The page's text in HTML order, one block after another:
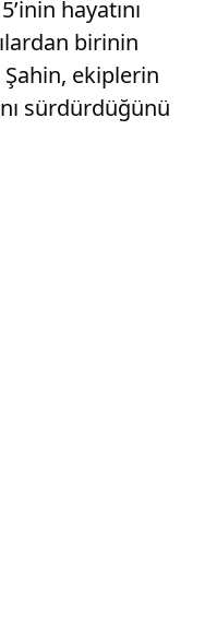
hayatını
birinin
ekiplerin
sürdürdüğünü